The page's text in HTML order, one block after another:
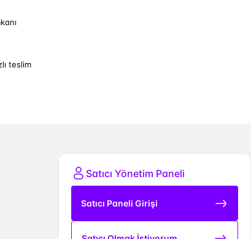
teslim
Satıcı Yönetim Paneli
Satıcı Paneli Girişi